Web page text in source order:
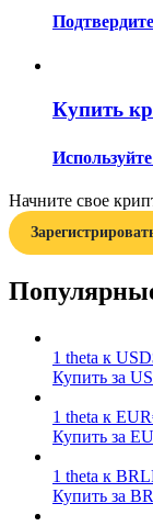
Торговые
Узнайте, как
Купить
Начните свое
1 theta к USD
Купить за
1 theta к EUR
Купить за
1 theta к BRL
Купить за